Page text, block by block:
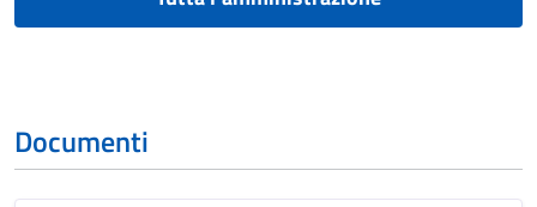
Documenti